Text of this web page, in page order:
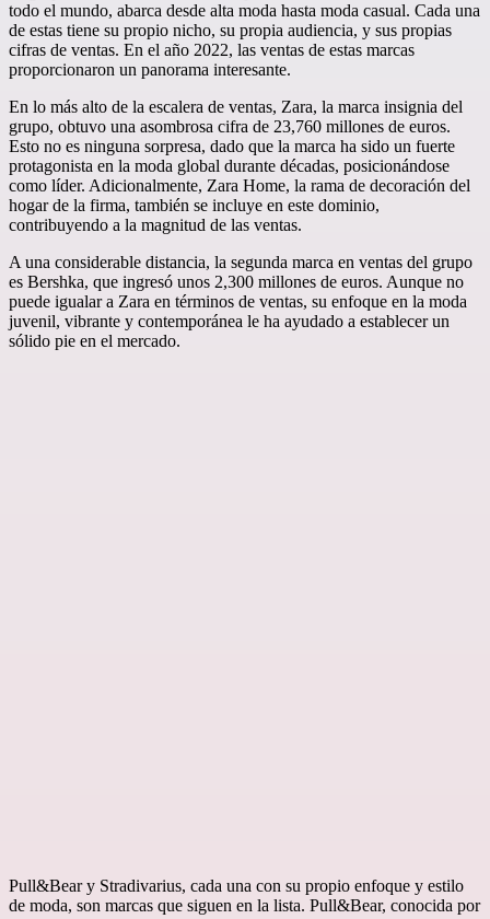
todo el mundo, abarca desde alta moda hasta moda casual. Cada una
de estas tiene su propio nicho, su propia audiencia, y sus propias
cifras de ventas. En el año 2022, las ventas de estas marcas
proporcionaron un panorama interesante.
En lo más alto de la escalera de ventas, Zara, la marca insignia del
grupo, obtuvo una asombrosa cifra de 23,760 millones de euros.
Esto no es ninguna sorpresa, dado que la marca ha sido un fuerte
protagonista en la moda global durante décadas, posicionándose
como líder. Adicionalmente, Zara Home, la rama de decoración del
hogar de la firma, también se incluye en este dominio,
contribuyendo a la magnitud de las ventas.
A una considerable distancia, la segunda marca en ventas del grupo
es Bershka, que ingresó unos 2,300 millones de euros. Aunque no
puede igualar a Zara en términos de ventas, su enfoque en la moda
juvenil, vibrante y contemporánea le ha ayudado a establecer un
sólido pie en el mercado.
Pull&Bear y Stradivarius, cada una con su propio enfoque y estilo
de moda, son marcas que siguen en la lista. Pull&Bear, conocida por